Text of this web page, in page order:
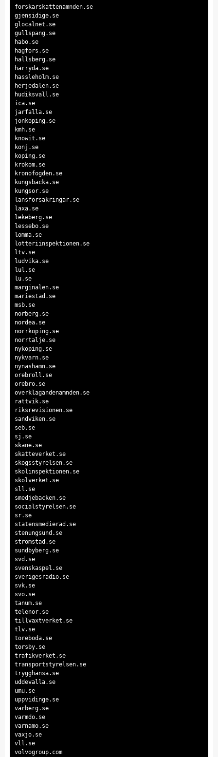
forskarskattenamnden.se
gjensidige.se
glocalnet.se
gullspang.se
habo.se
hagfors.se
hallsberg.se
harryda.se
hassleholm.se
herjedalen.se
hudiksvall.se
ica.se
jarfalla.se
jonkoping.se
kmh.se
knowit.se
konj.se
koping.se
krokom.se
kronofogden.se
kungsbacka.se
kungsor.se
lansforsakringar.se
laxa.se
lekeberg.se
lessebo.se
lomma.se
lotteriinspektionen.se
ltv.se
ludvika.se
lul.se
lu.se
marginalen.se
mariestad.se
msb.se
norberg.se
nordea.se
norrkoping.se
norrtalje.se
nykoping.se
nykvarn.se
nynashamn.se
orebroll.se
orebro.se
overklagandenamnden.se
rattvik.se
riksrevisionen.se
sandviken.se
seb.se
sj.se
skane.se
skatteverket.se
skogsstyrelsen.se
skolinspektionen.se
skolverket.se
sll.se
smedjebacken.se
socialstyrelsen.se
sr.se
statensmedierad.se
stenungsund.se
stromstad.se
sundbyberg.se
svd.se
svenskaspel.se
sverigesradio.se
svk.se
svo.se
tanum.se
telenor.se
tillvaxtverket.se
tlv.se
toreboda.se
torsby.se
trafikverket.se
transportstyrelsen.se
trygghansa.se
uddevalla.se
umu.se
uppvidinge.se
varberg.se
varmdo.se
varnamo.se
vaxjo.se
vll.se
volvogroup.com